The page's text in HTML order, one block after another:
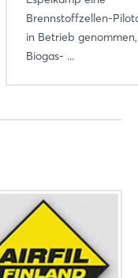
Brennstoffzellen-
in Betrieb
Biogas- ...